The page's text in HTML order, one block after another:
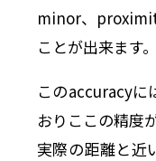
minor、
ことが出来ます。
このaccuracyに
おりここの精度
実際の距離と近